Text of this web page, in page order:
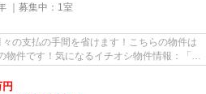
｜募集中： 1室
の支払の手間を省けます！こちらの物件は
物件です！気になるイチオシ物件情報：「エ
円